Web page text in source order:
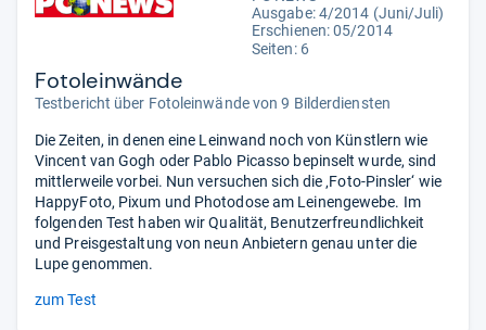
Ausgabe: 4/2014 (Juni/Juli)
Erschienen: 05/2014
Seiten: 6
Fotoleinwände
Testbericht über Fotoleinwände von 9 Bilderdiensten
Die Zeiten, in denen eine Leinwand noch von Künstlern wie
Vincent van Gogh oder Pablo Picasso bepinselt wurde, sind
mittlerweile vorbei. Nun versuchen sich die ‚Foto-Pinsler‘ wie
HappyFoto, Pixum und Photodose am Leinengewebe. Im
folgenden Test haben wir Qualität, Benutzerfreundlichkeit
und Preisgestaltung von neun Anbietern genau unter die
Lupe genommen.
zum Test